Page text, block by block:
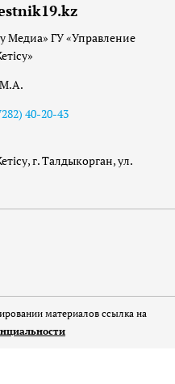
Медиа» ГУ «Управление
М.А.
40-20-43
г. Талдыкорган, ул.
материалов ссылка на